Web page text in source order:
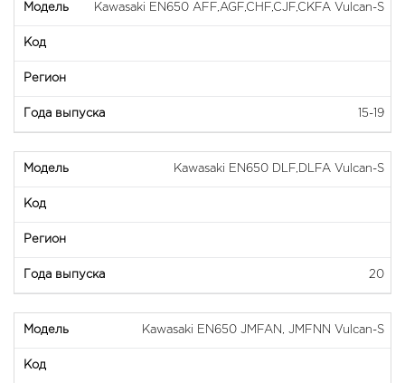
Kawasaki EN650 AFF,AGF,CHF,CJF,CKFA Vulcan-S
15-19
Kawasaki EN650 DLF,DLFA Vulcan-S
20
Kawasaki EN650 JMFAN, JMFNN Vulcan-S